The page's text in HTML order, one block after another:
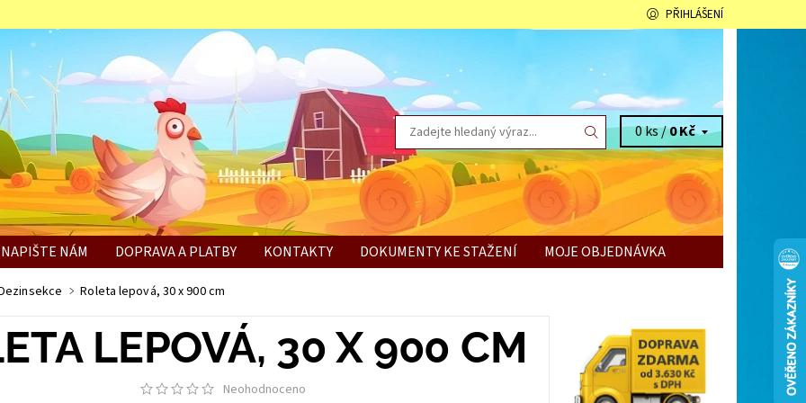
PŘIHLÁŠENÍ
0 ks /0 Kč
NAPIŠTE NÁM DOPRAVA A PLATBY KONTAKTY DOKUMENTY KE STAŽENÍ
MOJE OBJEDNÁVKA
Roleta lepová, 30 x 900 cm
LEPOVÁ, 30 X 900 CM
Neohodnoceno